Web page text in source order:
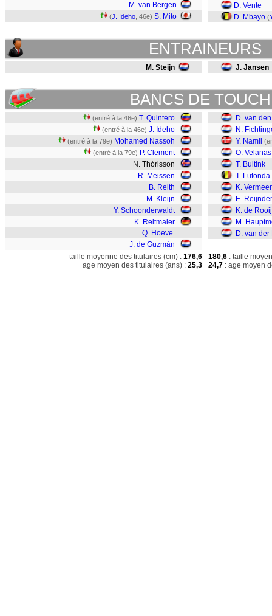
M. van Bergen
(J. Ideho , 46e) S. Mito
D. Vente
D. Mbayo (
ENTRAINEURS
M. Steijn J. Jansen
BANCS DE
(entré à la 46e) T. Quintero
(entré à la 46e) J. Ideho
(entré à la 79e) Mohamed Nassoh
(entré à la 79e) P. Clement
N. Thórisson
R. Meissen
B. Reith
M. Kleijn
Y. Schoonderwaldt
K. Reitmaier
Q. Hoeve
J. de Guzmán
D. van
N.
Y. Namli
O. Velanas
T. Buitink
T. Lutonda
K. Vermeer
E.
K. de Rooij
M.
D. van der
taille moyenne des titulaires (cm) : 176,6
age moyen des titulaires (ans) : 25,3
180,6 : taille
24,7 : age moyen